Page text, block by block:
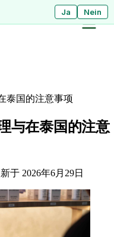
ใช่ ไม่ใช่
Ja Nein
泰国的注意事项
与在泰国的注意
于 2026年6月29日